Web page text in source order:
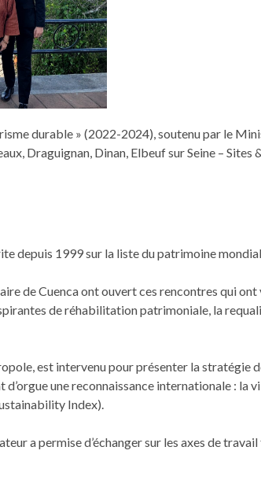
durable » (2022-2024), soutenu par le
Draguignan, Dinan, Elbeuf sur Seine –
depuis 1999 sur la liste du patrimoine mondial
de Cuenca ont ouvert ces rencontres qui
de réhabilitation patrimoniale, la
est intervenu pour présenter la stratégie
une reconnaissance internationale : la
Index).
a permise d’échanger sur les axes de